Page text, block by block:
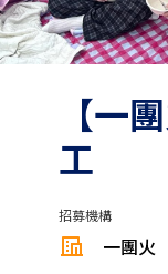
【一
工
招募機構
一團火